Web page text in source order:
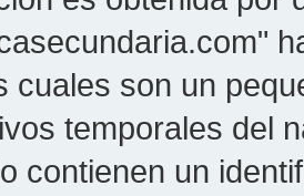
cuales son un
temporales del
contienen un